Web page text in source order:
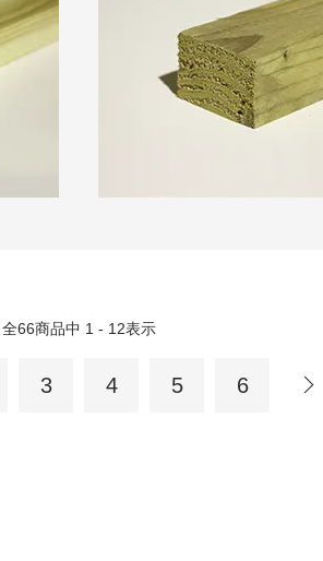
全66商品中 1 - 12表示
3 4 5 6